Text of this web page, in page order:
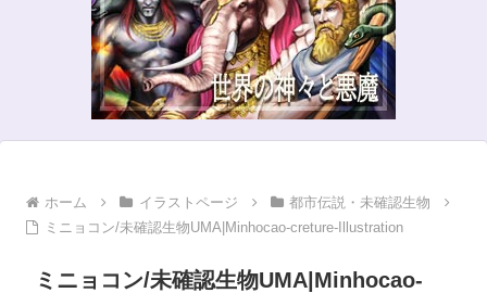
ホーム イラストページ
都市伝説・未確認生物
ミニョコン/未確認生物UMA|Minhocao-creture-Illustration
ミニョコン/未確認生物UMA|Minhocao-